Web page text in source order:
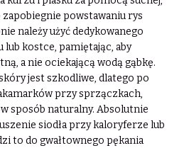
powstawaniu rys
należy użyć dedykowanego
lub kostce, pamiętając, aby
a nie ociekającą wodą gąbkę.
jest szkodliwe, dlatego po
przy sprzączkach,
sposób naturalny. Absolutnie
siodła przy kaloryferze lub
to do gwałtownego pękania